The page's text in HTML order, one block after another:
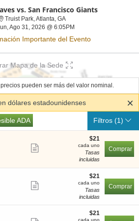
vs. San Francisco Giants
Truist Park, Atlanta, GATruist Park, Atlanta,
Ago 31, 2026 @ 6:05PMLun, Ago 31, 2026 @
Importante del Evento
Mapa de la Sede
pueden ser más del valor nominal.
dólares estadounidenses
ADA
ADA Filtros(1)
detalles
$21
cada
uno
$21
cada uno
Tasas
incluidas
Comprar
detalles
$21
cada
uno
$21
cada uno
Tasas
incluidas
Comprar
$21
cada
$21
cada uno